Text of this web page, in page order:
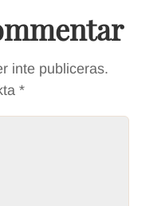
inte publiceras.
*